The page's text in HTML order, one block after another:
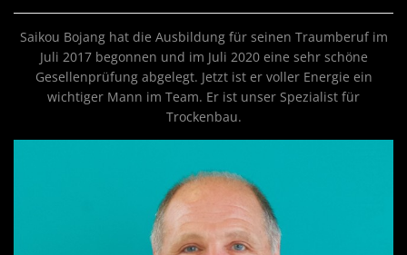
Saikou Bojang hat die Ausbildung für seinen Traumberuf im
Juli 2017 begonnen und im Juli 2020 eine sehr schöne
Gesellenprüfung abgelegt. Jetzt ist er voller Energie ein
wichtiger Mann im Team. Er ist unser Spezialist für
Trockenbau.